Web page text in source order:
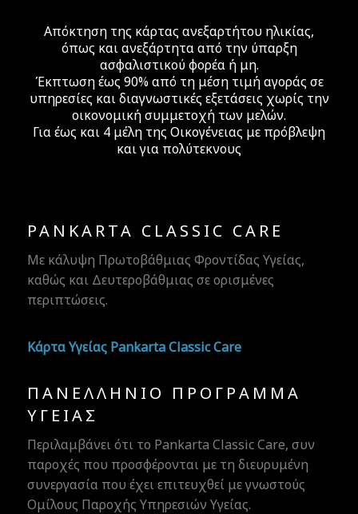
Μάθε περισσότερα
Απόκτηση της κάρτας ανεξαρτήτου ηλικίας,
όπως και ανεξάρτητα από την ύπαρξη
ασφαλιστικού φορέα ή μη.
Έκπτωση έως 90% από τη μέση τιμή αγοράς σε
υπηρεσίες και διαγνωστικές εξετάσεις χωρίς την
οικονομική συμμετοχή των μελών.
Για έως και 4 μέλη της Οικογένειας με πρόβλεψη
και για πολύτεκνους
PANKARTA CLASSIC CARE
Με κάλυψη Πρωτοβάθμιας Φροντίδας Υγείας,
καθώς και Δευτεροβάθμιας σε ορισμένες
περιπτώσεις.
Κάρτα Υγείας Pankarta Classic Care
ΠΑΝΕΛΛΉΝΙΟ ΠΡΌΓΡΑΜΜΑ
ΥΓΕΊΑΣ
Περιλαμβάνει ότι το Pankarta Classic Care, συν
παροχές που προσφέρονται με τη διευρυμένη
συνεργασία που έχει επιτευχθεί με γνωστούς
Ομίλους Παροχής Υπηρεσιών Υγείας.